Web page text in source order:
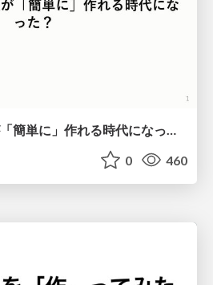
0 460